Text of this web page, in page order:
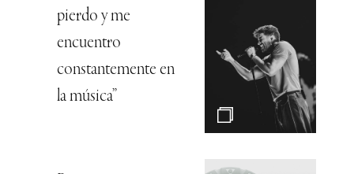
pierdo y me
encuentro
constantemente en
la música”